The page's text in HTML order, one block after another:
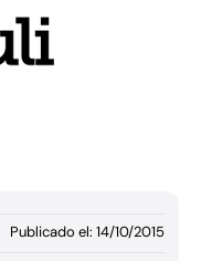
Publicado el: 14/10/2015